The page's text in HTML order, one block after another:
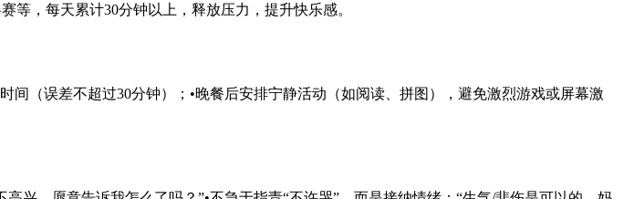
等，每天累计30分钟以上，释放压力，提升快乐感。
（误差不超过30分钟）；•晚餐后安排宁静活动（如阅读、拼图），避免激烈游戏或屏幕激